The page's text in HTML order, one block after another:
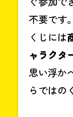
不要です。
くじには
ャラクタ
思い浮か
らではの